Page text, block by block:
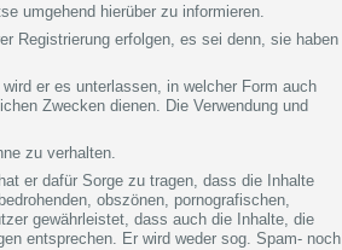
umgehend hierüber zu informieren.
Registrierung erfolgen, es sei denn, sie haben
er es unterlassen, in welcher Form auch
Zwecken dienen. Die Verwendung und
zu verhalten.
er dafür Sorge zu tragen, dass die Inhalte
obszönen, pornografischen,
gewährleistet, dass auch die Inhalte, die
entsprechen. Er wird weder sog. Spam- noch